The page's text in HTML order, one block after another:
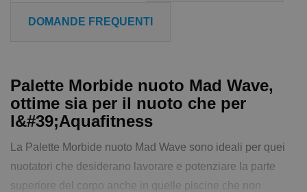
DOMANDE FREQUENTI
Palette Morbide nuoto Mad Wave,
ottime sia per il nuoto che per
l&#39;Aquafitness
La Palette Morbide nuoto Mad Wave sono ideali per quei
nuotatori che desiderano lavorare e potenziare la parte
superiore del corpo anche in quelle piscine che non